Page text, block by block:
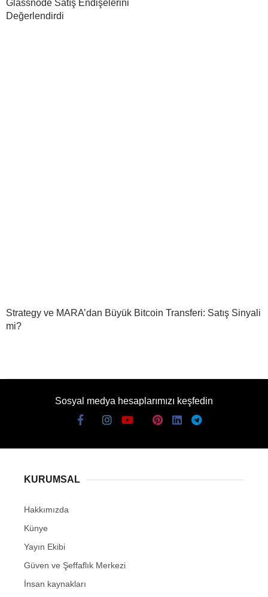
Glassnode Satış Endişelerini
Değerlendirdi
Strategy ve MARA’dan Büyük Bitcoin Transferi: Satış Sinyali
mi?
Sosyal medya hesaplarımızı keşfedin
KURUMSAL
Hakkımızda
Künye
Yayın Ekibi
Güven ve Şeffaflık Merkezi
İnsan kaynakları